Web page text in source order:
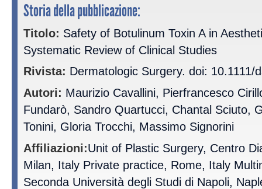
Storia della pubblicazione:
Titolo: Safety of Botulinum Toxin A in
Systematic Review of Clinical Studies
Rivista: Dermatologic Surgery. doi: 10.1111/
Autori: Maurizio Cavallini, Pierfrancesco
Fundarò, Sandro Quartucci, Chantal Sciuto,
Tonini, Gloria Trocchi, Massimo Signorini
Affiliazioni:Unit of Plastic Surgery, Centro
Milan, Italy Private practice, Rome, Italy
Seconda Università degli Studi di Napoli,